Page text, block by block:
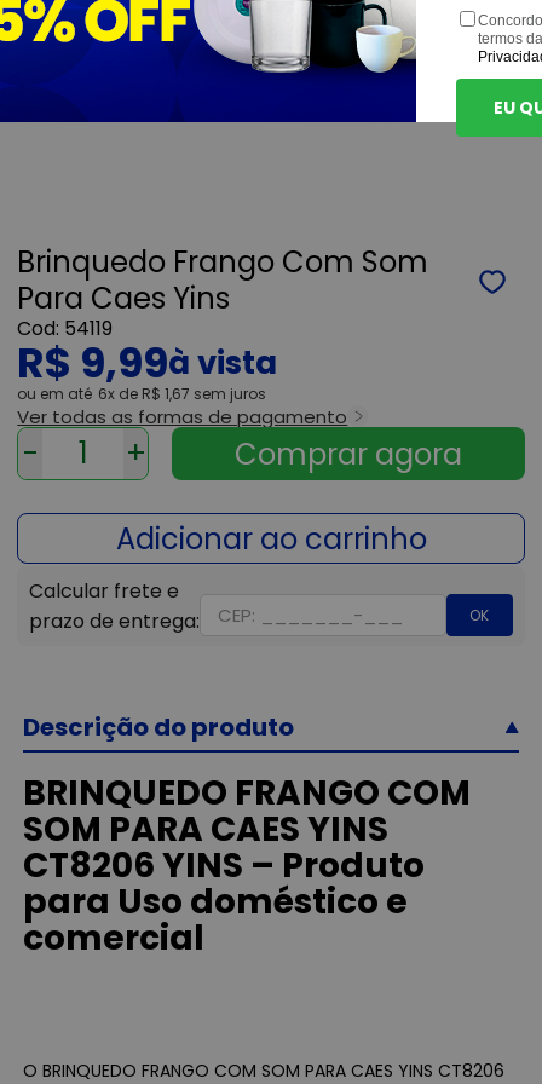
Brinquedo Frango Com Som
Para Caes Yins
54119
R$ 9,99
ou 6x de R$ 1,67 sem juros
Ver todas as formas de pagamento
- +
OK
Descrição do produto
BRINQUEDO FRANGO COM
SOM PARA CAES YINS
CT8206 YINS – Produto
para Uso doméstico e
comercial
O BRINQUEDO FRANGO COM SOM PARA CAES YINS CT8206
termos
EU